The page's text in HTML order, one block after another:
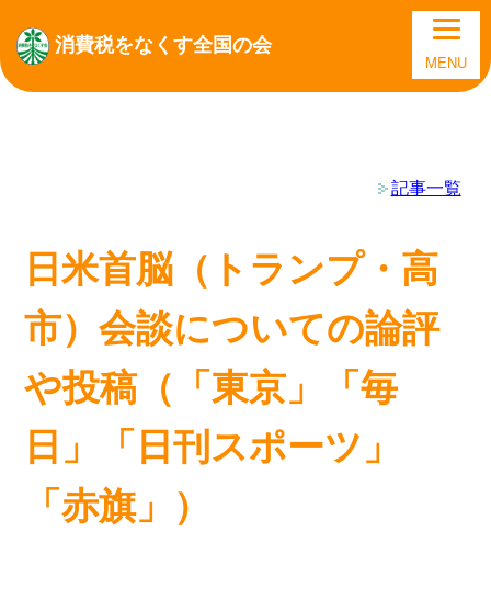
消費税をなくす全国の会
MENU
記事一覧
日米首脳（トランプ・高
市）会談についての論評
や投稿（「東京」「毎
日」「日刊スポーツ」
「赤旗」）